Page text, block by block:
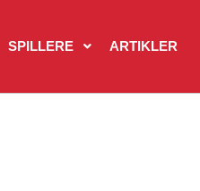
SPILLERE ARTIKLER